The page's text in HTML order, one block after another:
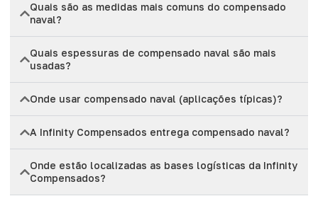
Quais são as medidas mais comuns do compensado
naval?
Quais espessuras de compensado naval são mais
usadas?
Onde usar compensado naval (aplicações típicas)?
A Infinity Compensados entrega compensado naval?
Onde estão localizadas as bases logísticas da Infinity
Compensados?